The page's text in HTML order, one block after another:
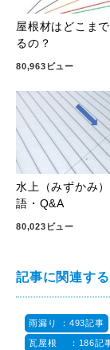
屋根材はどこま
るの？
80,963ビュー
水上（みずかみ
語・Q&A
80,023ビュー
記事に関連す
雨漏り ：493記事
瓦屋根 ：186記